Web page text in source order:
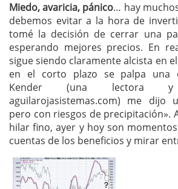
Miedo, avaricia, pánico… hay
debemos evitar a la hora de
tomé la decisión de cerrar una
esperando mejores precios. En
sigue siendo claramente alcista en
en el corto plazo se palpa una
Kender (una lectora
aguilarojasistemas.com) me dijo
pero con riesgos de precipitación».
hilar fino, ayer y hoy son
cuentas de los beneficios y mirar